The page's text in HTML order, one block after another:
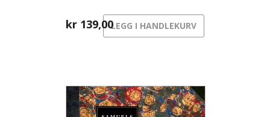
kr 139,00LEGG I HANDLEKURV